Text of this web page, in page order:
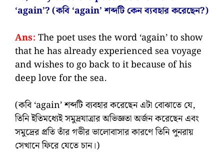
‘again’? (কবি ‘again’ শব্দটি কেন ব্যবহার করেছেন?)
Ans: The poet uses the word ‘again’ to show
that he has already experienced sea voyage
and wishes to go back to it because of his
deep love for the sea.
(কবি ‘again’ শব্দটি ব্যবহার করেছেন এটা বোঝাতে যে,
তিনি ইতিমধ্যেই সমুদ্রযাত্রার অভিজ্ঞতা অর্জন করেছেন এবং
সমুদ্রের প্রতি তাঁর গভীর ভালোবাসার কারণে তিনি পুনরায়
সেখানে ফিরে যেতে চান।)